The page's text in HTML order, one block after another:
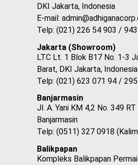
DKI Jakarta, Indonesia
E-mail:
Telp: (021) 226 54 903 /
Jakarta (Showroom)
LTC Lt. 1 Blok B17 No. 1-3
Barat, DKI Jakarta, Indonesia
Telp: (021) 623 071 94 /
Banjarmasin
Jl. A. Yani KM 4,2 No. 349
Banjarmasin
Telp: (0511) 327 0918
Balikpapan
Kompleks Balikpapan